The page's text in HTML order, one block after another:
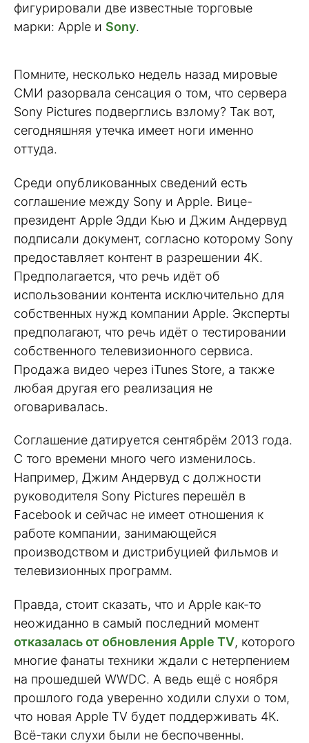
фигурировали две известные торговые
марки: Apple и Sony.
Помните, несколько недель назад мировые
СМИ разорвала сенсация о том, что сервера
Sony Pictures подверглись взлому? Так вот,
сегодняшняя утечка имеет ноги именно
оттуда.
Среди опубликованных сведений есть
соглашение между Sony и Apple. Вице-
президент Apple Эдди Кью и Джим Андервуд
подписали документ, согласно которому Sony
предоставляет контент в разрешении 4K.
Предполагается, что речь идёт об
использовании контента исключительно для
собственных нужд компании Apple. Эксперты
предполагают, что речь идёт о тестировании
собственного телевизионного сервиса.
Продажа видео через iTunes Store, а также
любая другая его реализация не
оговаривалась.
Соглашение датируется сентябрём 2013 года.
С того времени много чего изменилось.
Например, Джим Андервуд с должности
руководителя Sony Pictures перешёл в
Facebook и сейчас не имеет отношения к
работе компании, занимающейся
производством и дистрибуцией фильмов и
телевизионных программ.
Правда, стоит сказать, что и Apple как-то
неожиданно в самый последний момент
отказалась от обновления Apple TV, которого
многие фанаты техники ждали с нетерпением
на прошедшей WWDC. А ведь ещё с ноября
прошлого года уверенно ходили слухи о том,
что новая Apple TV будет поддерживать 4К.
Всё-таки слухи были не беспочвенны.